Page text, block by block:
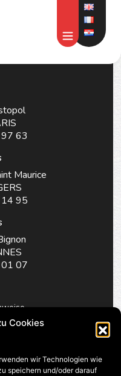
Cookies
wir Technologien wie
speichern und/oder darauf
63
Maurice
95
07